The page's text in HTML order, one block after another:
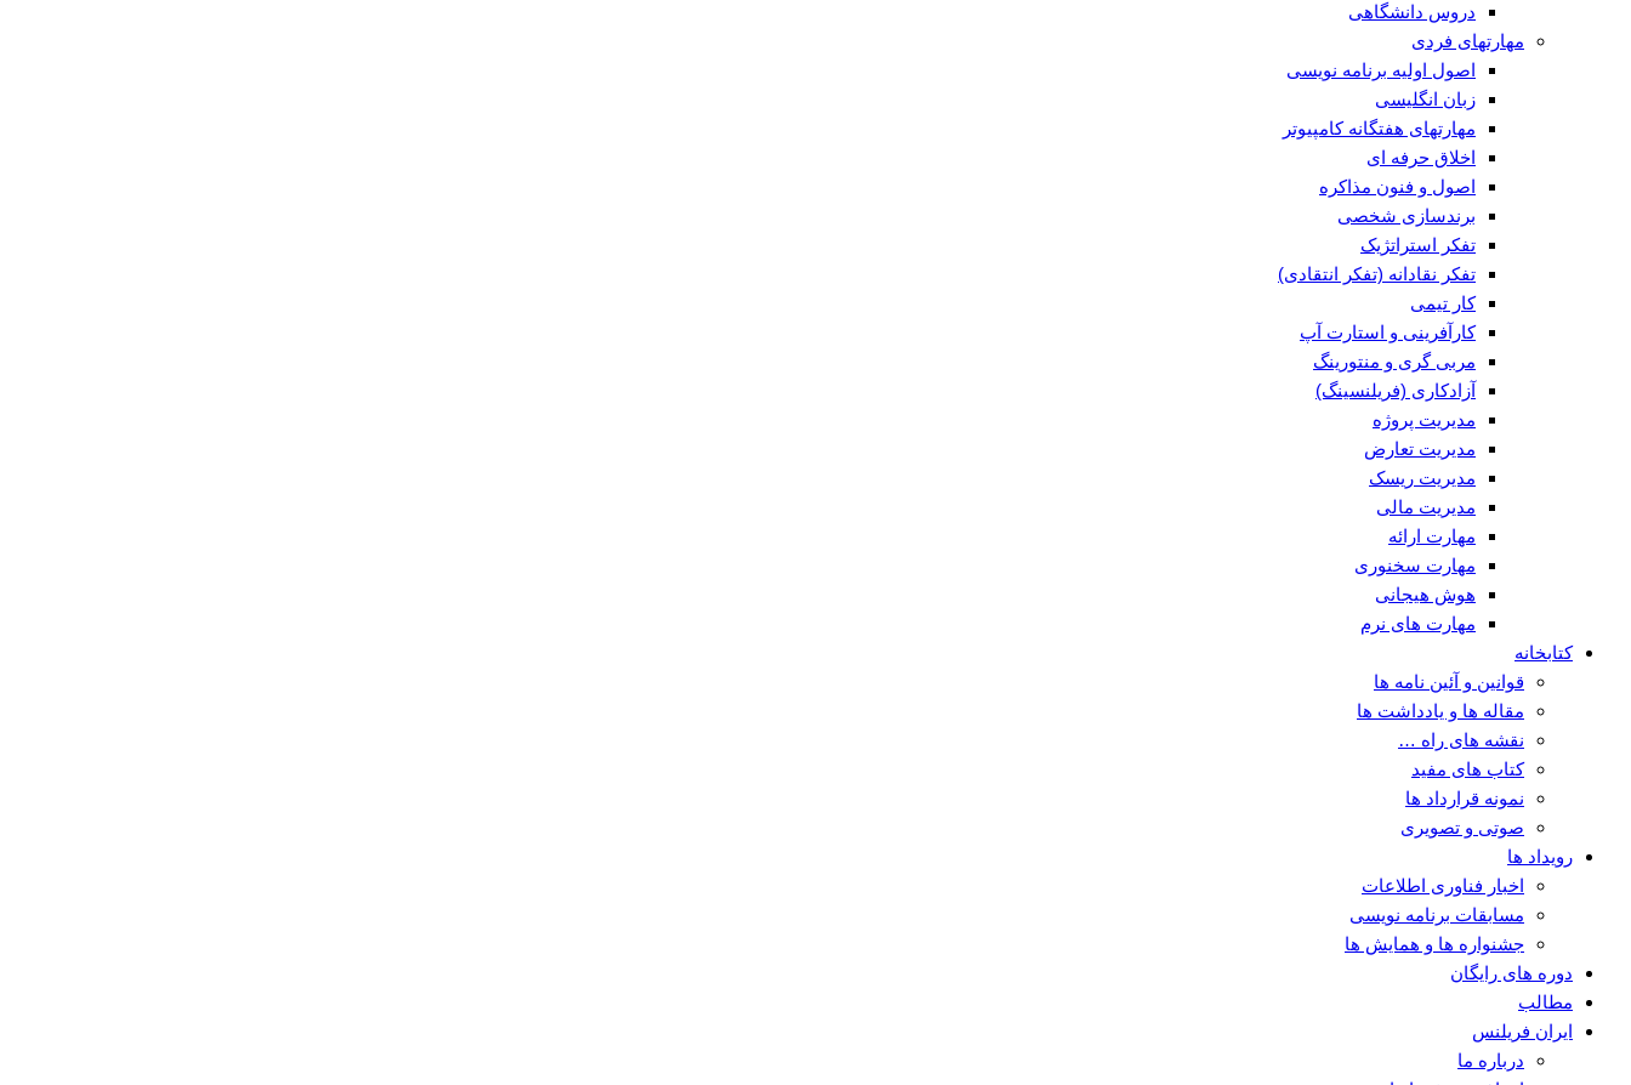
دروس دانشگاهی
مهارتهای فردی
اصول اولیه برنامه نویسی
زبان انگلیسی
مهارتهای هفتگانه کامپیوتر
اخلاق حرفه ای
اصول و فنون مذاکره
برندسازی شخصی
تفکر استراتژیک
تفکر نقادانه (تفکر انتقادی)
کار تیمی
کارآفرینی و استارت آپ
مربی گری و منتورینگ
آزادکاری (فریلنسینگ)
مدیریت پروژه
مدیریت تعارض
مدیریت ریسک
مدیریت مالی
مهارت ارائه
مهارت سخنوری
هوش هیجانی
مهارت های نرم
کتابخانه
قوانین و آئین نامه ها
مقاله ها و یادداشت ها
نقشه های راه …
کتاب های مفید
نمونه قرارداد ها
صوتی و تصویری
رویداد ها
اخبار فناوری اطلاعات
مسابقات برنامه نویسی
جشنواره ها و همایش ها
دوره های رایگان
مطالب
ایران فریلنس
درباره ما